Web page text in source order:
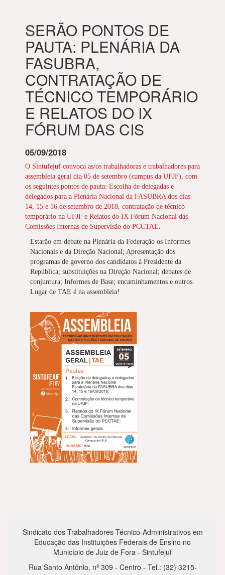
SERÃO PONTOS DE
PAUTA: PLENÁRIA DA
FASUBRA,
CONTRATAÇÃO DE
TÉCNICO TEMPORÁRIO
E RELATOS DO IX
FÓRUM DAS CIS
05/09/2018
O Sintufejuf convoca as/os trabalhadoras e trabalhadores para
assembleia geral dia 05 de setembro (campus da UFJF), com
os seguintes pontos de pauta: Escolha de delegadas e
delegados para a Plenária Nacional da FASUBRA dos dias
14, 15 e 16 de setembro de 2018, contratação de técnico
temporário na UFJF e Relatos do IX Fórum Nacional das
Comissões Internas de Supervisão do PCCTAE.
Estarão em debate na Plenária da Federação os Informes
Nacionais e da Direção Nacional; Apresentação dos
programas de governo dos candidatos à Presidente da
República; substituições na Direção Nacional; debates de
conjuntura; Informes de Base; encaminhamentos e outros.
Lugar de TAE é na assembleia!
Sindicato dos Trabalhadores Técnico-Administrativos em
Educação das Instituições Federais de Ensino no
Município de Juiz de Fora - Sintufejuf
Rua Santo Antônio, nº 309 - Centro - Tel.: (32) 3215-